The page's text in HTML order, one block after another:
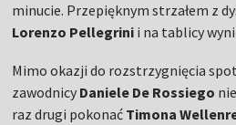
minucie. Przepięknym strzałem z
Lorenzo Pellegrini i na tablicy
Mimo okazji do rozstrzygnięcia
zawodnicy Daniele De Rossiego
raz drugi pokonać Timona